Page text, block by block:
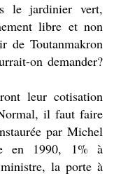
le jardinier vert,
libre et non
de Toutanmakron
on demander?
leur cotisation
il faut faire
par Michel
en 1990, 1% à
la porte à